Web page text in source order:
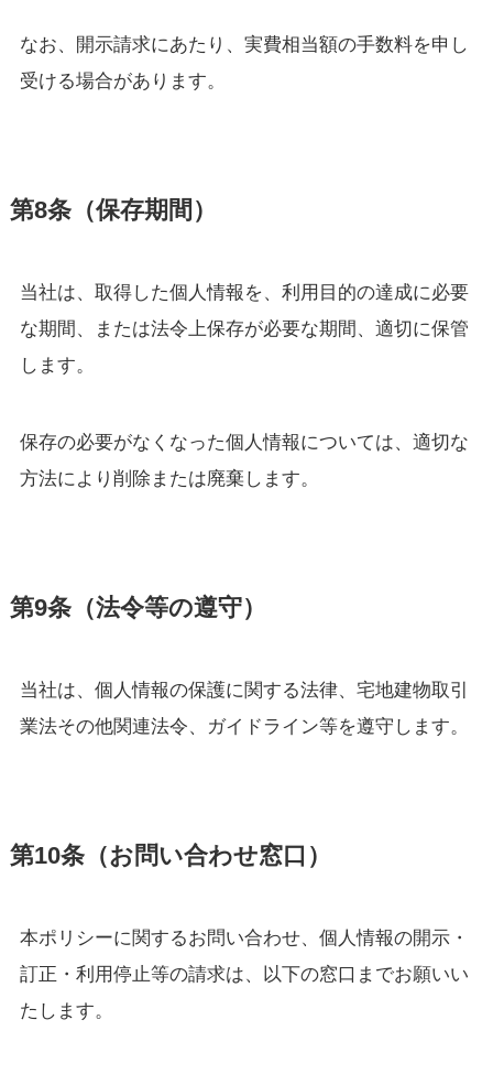
なお、開示請求にあたり、実費相当額の手数料を申し
受ける場合があります。
第8条（保存期間）
当社は、取得した個人情報を、利用目的の達成に必要
な期間、または法令上保存が必要な期間、適切に保管
します。
保存の必要がなくなった個人情報については、適切な
方法により削除または廃棄します。
第9条（法令等の遵守）
当社は、個人情報の保護に関する法律、宅地建物取引
業法その他関連法令、ガイドライン等を遵守します。
第10条（お問い合わせ窓口）
本ポリシーに関するお問い合わせ、個人情報の開示・
訂正・利用停止等の請求は、以下の窓口までお願いい
たします。